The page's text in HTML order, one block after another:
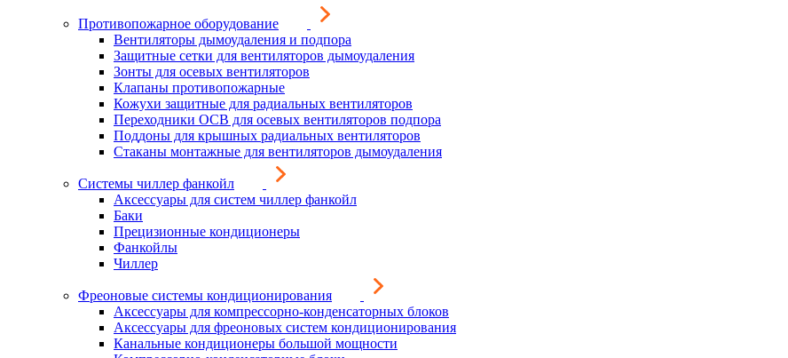
Противопожарное оборудование
Вентиляторы дымоудаления и подпора
Защитные сетки для вентиляторов дымоудаления
Зонты для осевых вентиляторов
Клапаны противопожарные
Кожухи защитные для радиальных вентиляторов
Переходники ОСВ для осевых вентиляторов подпора
Поддоны для крышных радиальных вентиляторов
Стаканы монтажные для вентиляторов дымоудаления
Системы чиллер фанкойл
Аксессуары для систем чиллер фанкойл
Баки
Прецизионные кондиционеры
Фанкойлы
Чиллер
Фреоновые системы кондиционирования
Аксессуары для компрессорно-конденсаторных блоков
Аксессуары для фреоновых систем кондиционирования
Канальные кондиционеры большой мощности